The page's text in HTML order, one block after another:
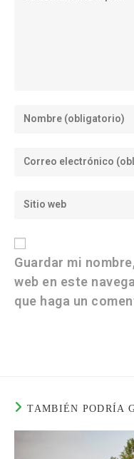
Guardar mi
web en este
que haga un
TAMBIÉN PODRÍA